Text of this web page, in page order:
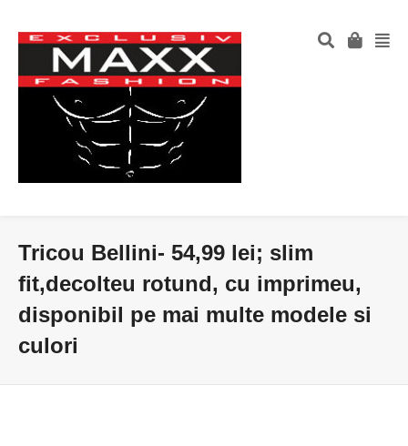
Tricou Bellini- 54,99 lei; slim
fit,decolteu rotund, cu imprimeu,
disponibil pe mai multe modele si
culori